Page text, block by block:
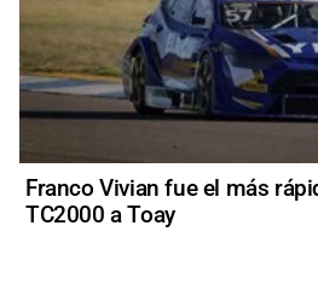
Franco Vivian fue el más
TC2000 a Toay